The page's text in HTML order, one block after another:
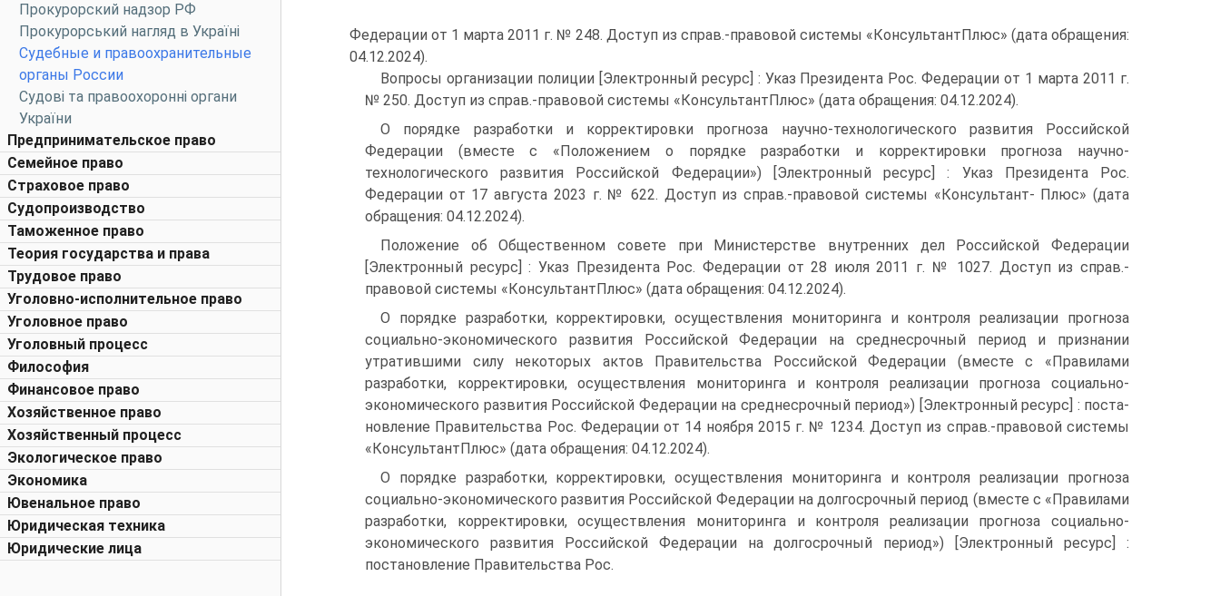
Прокурорский надзор РФ
Прокурорський нагляд в Україні
Судебные и правоохранительные
органы России
Судові та правоохоронні органи
України
Предпринимательское право
Семейное право
Страховое право
Судопроизводство
Таможенное право
Теория государства и права
Трудовое право
Уголовно-исполнительное право
Уголовное право
Уголовный процесс
Философия
Финансовое право
Хозяйственное право
Хозяйственный процесс
Экологическое право
Экономика
Ювенальное право
Юридическая техника
Юридические лица
Федерации от 1 марта 2011 г. № 248. Доступ из справ.-правовой системы «КонсультантПлюс» (дата обращения:
04.12.2024).
Вопросы организации полиции [Электронный ресурс] : Указ Президента Рос. Федерации от 1 марта 2011 г.
№ 250. Доступ из справ.-правовой системы «КонсультантПлюс» (дата обраще­ния: 04.12.2024).
О порядке разработки и корректировки прогноза научно-тех­нологического развития Российской
Федерации (вместе с «Поло­жением о порядке разработки и корректировки прогноза науч­но-
технологического развития Российской Федерации») [Элек­тронный ресурс] : Указ Президента Рос.
Федерации от 17 августа 2023 г. № 622. Доступ из справ.-правовой системы «Консультант- Плюс» (дата
обращения: 04.12.2024).
Положение об Общественном совете при Министерстве внутрен­них дел Российской Федерации
[Электронный ресурс] : Указ Прези­дента Рос. Федерации от 28 июля 2011 г. № 1027. Доступ из справ.-
правовой системы «КонсультантПлюс» (дата обращения: 04.12.2024).
О порядке разработки, корректировки, осуществления мони­торинга и контроля реализации прогноза
социально-экономиче­ского развития Российской Федерации на среднесрочный период и признании
утратившими силу некоторых актов Правительства Российской Федерации (вместе с «Правилами
разработки, кор­ректировки, осуществления мониторинга и контроля реализации прогноза социально-
экономического развития Российской Феде­рации на среднесрочный период») [Электронный ресурс] : поста­
новление Правительства Рос. Федерации от 14 ноября 2015 г. № 1234. Доступ из справ.-правовой системы
«КонсультантПлюс» (дата обращения: 04.12.2024).
О порядке разработки, корректировки, осуществления монито­ринга и контроля реализации прогноза
социально-экономического развития Российской Федерации на долгосрочный период (вместе с «Правилами
разработки, корректировки, осуществления мони­торинга и контроля реализации прогноза социально-
экономиче­ского развития Российской Федерации на долгосрочный период») [Электронный ресурс] :
постановление Правительства Рос.